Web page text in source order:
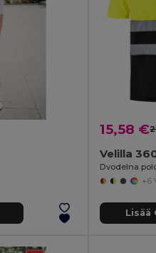
15,58 €
Velilla
+6
Lisää